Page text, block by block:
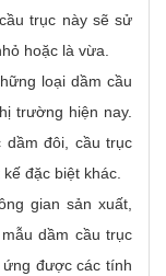
trục này sẽ sử
hoặc là vừa.
loại dầm cầu
trường hiện nay.
dầm đôi, cầu trục
đặc biệt khác.
gian sản xuất,
dầm cầu trục
được các tính